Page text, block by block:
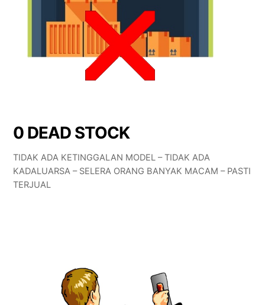
0 DEAD STOCK
TIDAK ADA KETINGGALAN MODEL – TIDAK ADA
KADALUARSA – SELERA ORANG BANYAK MACAM – PASTI
TERJUAL